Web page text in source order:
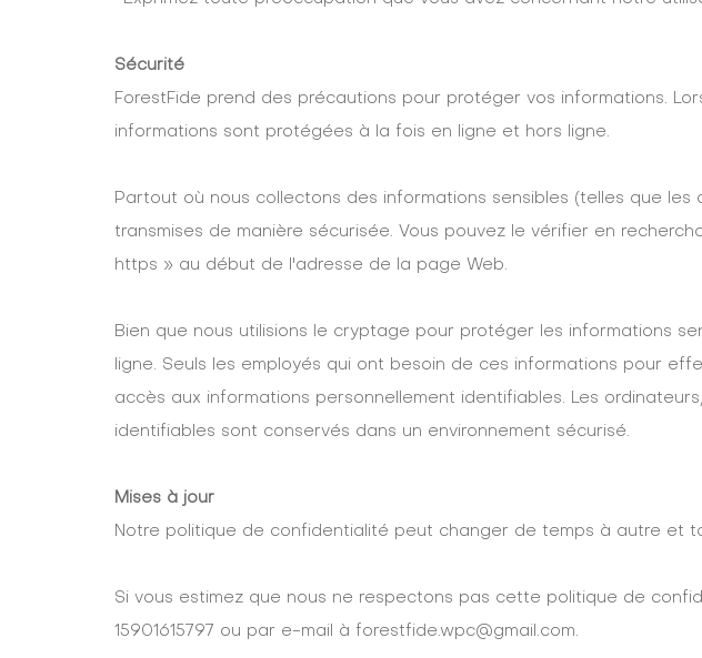
Sécurité
ForestFide prend des précautions pour protéger vos informations.
informations sont protégées à la fois en ligne et hors ligne.
Partout où nous collectons des informations sensibles (telles que
transmises de manière sécurisée. Vous pouvez le vérifier en
https » au début de l'adresse de la page Web.
Bien que nous utilisions le cryptage pour protéger les informations
ligne. Seuls les employés qui ont besoin de ces informations pour
accès aux informations personnellement identifiables. Les
identifiables sont conservés dans un environnement sécurisé.
Mises à jour
Notre politique de confidentialité peut changer de temps à autre et
Si vous estimez que nous ne respectons pas cette politique de
15901615797 ou par e-mail à forestfide.wpc@gmail.com.